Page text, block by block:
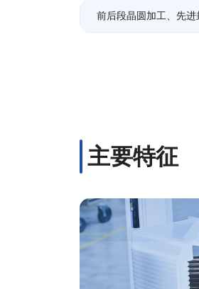
前后段晶圆加工、先
主要特征